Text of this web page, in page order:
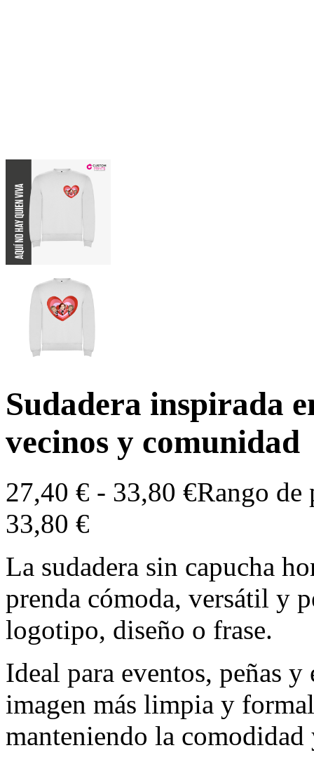
Sudadera inspirada
vecinos y comunidad
27,40 € - 33,80 €Rango de
33,80 €
La sudadera sin capucha
prenda cómoda, versátil y
logotipo, diseño o frase.
Ideal para eventos, peñas
imagen más limpia y
manteniendo la